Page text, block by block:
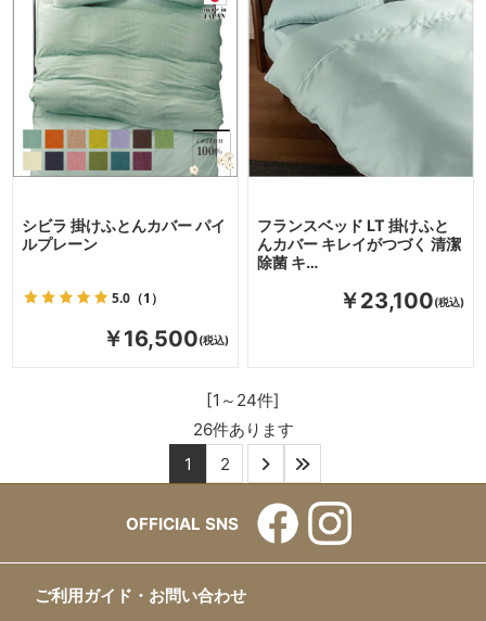
シビラ 掛けふとんカバー パイ
ルプレーン
5.0 （1）
￥16,500
フランスベッド LT 掛けふと
んカバー キレイがつづく 清潔
除菌 キ…
￥23,100
[1～24件]
26件あります
1
2
OFFICIAL SNS
ご利用ガイド・お問い合わせ